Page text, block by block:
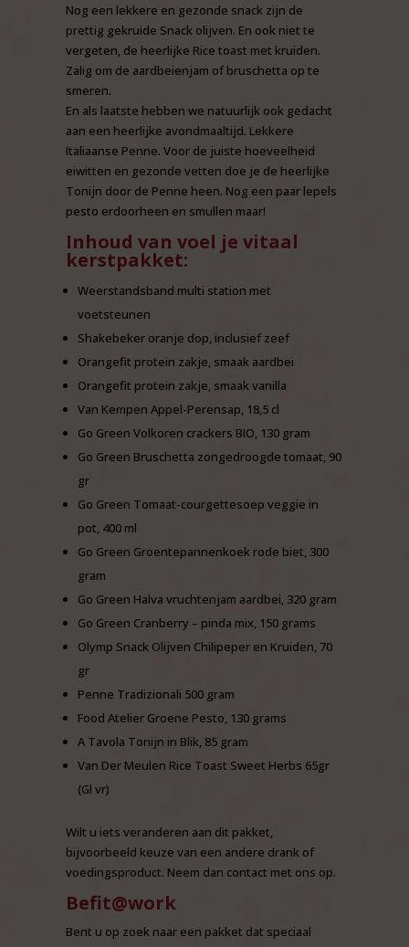
Nog een lekkere en gezonde snack zijn de
prettig gekruide Snack olijven. En ook niet te
vergeten, de heerlijke Rice toast met kruiden.
Zalig om de aardbeienjam of bruschetta op te
smeren.
En als laatste hebben we natuurlijk ook gedacht
aan een heerlijke avondmaaltijd. Lekkere
Italiaanse Penne. Voor de juiste hoeveelheid
eiwitten en gezonde vetten doe je de heerlijke
Tonijn door de Penne heen. Nog een paar lepels
pesto erdoorheen en smullen maar!
Inhoud van voel je vitaal
kerstpakket:
Weerstandsband multi station met
voetsteunen
Shakebeker oranje dop, inclusief zeef
Orangefit protein zakje, smaak aardbei
Orangefit protein zakje, smaak vanilla
Van Kempen Appel-Perensap, 18,5 cl
Go Green Volkoren crackers BIO, 130 gram
Go Green Bruschetta zongedroogde tomaat, 90
gr
Go Green Tomaat-courgettesoep veggie in
pot, 400 ml
Go Green Groentepannenkoek rode biet, 300
gram
Go Green Halva vruchtenjam aardbei, 320 gram
Go Green Cranberry – pinda mix, 150 grams
Olymp Snack Olijven Chilipeper en Kruiden, 70
gr
Penne Tradizionali 500 gram
Food Atelier Groene Pesto, 130 grams
A Tavola Tonijn in Blik, 85 gram
Van Der Meulen Rice Toast Sweet Herbs 65gr
(Gl vr)
Wilt u iets veranderen aan dit pakket,
bijvoorbeeld keuze van een andere drank of
voedingsproduct. Neem dan contact met ons op.
Befit@work
Bent u op zoek naar een pakket dat speciaal